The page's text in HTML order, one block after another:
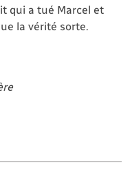
qui a tué Marcel et
la vérité sorte.